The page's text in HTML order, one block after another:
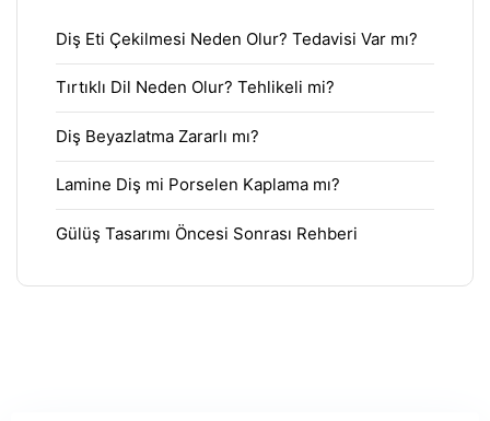
Diş Eti Çekilmesi Neden Olur? Tedavisi Var mı?
Tırtıklı Dil Neden Olur? Tehlikeli mi?
Diş Beyazlatma Zararlı mı?
Lamine Diş mi Porselen Kaplama mı?
Gülüş Tasarımı Öncesi Sonrası Rehberi